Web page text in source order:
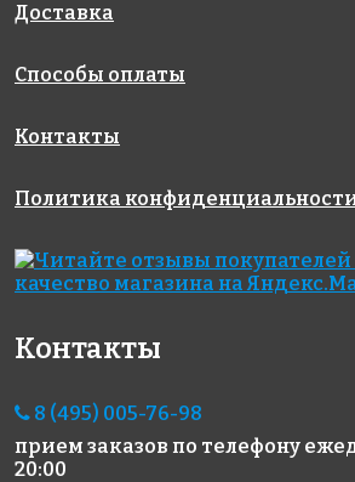
клей
K66
291 руб.
1096 руб.
Доставка
Способы оплаты
Контакты
Политика
Контакты
8 (495) 005-76-98
прием заказов по телефону
20:00